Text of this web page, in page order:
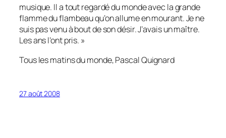
musique. Il a tout regardé du monde avec la grande
flamme du flambeau qu’on allume en mourant. Je ne
suis pas venu à bout de son désir. J’avais un maître.
Les ans l’ont pris. »
Tous les matins du monde, Pascal Quignard
27 août 2008